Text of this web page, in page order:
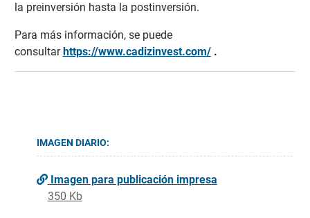
la preinversión hasta la postinversión.
Para más información, se puede
consultarhttps://www.cadizinvest.com/.
IMAGEN DIARIO:
Imagen para publicación impresa
350 Kb